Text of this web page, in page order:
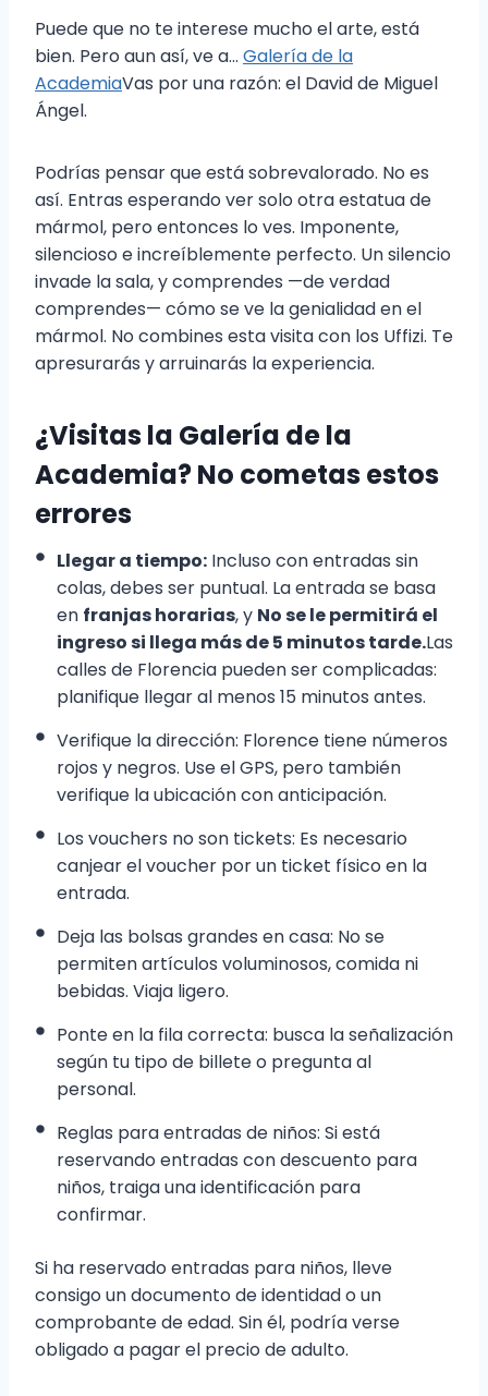
Puede que no te interese mucho el arte, está
bien. Pero aun así, ve a... Galería de la
AcademiaVas por una razón: el David de Miguel
Ángel.
Podrías pensar que está sobrevalorado. No es
así. Entras esperando ver solo otra estatua de
mármol, pero entonces lo ves. Imponente,
silencioso e increíblemente perfecto. Un silencio
invade la sala, y comprendes —de verdad
comprendes— cómo se ve la genialidad en el
mármol. No combines esta visita con los Uffizi. Te
apresurarás y arruinarás la experiencia.
¿Visitas la Galería de la
Academia? No cometas estos
errores
Llegar a tiempo: Incluso con entradas sin
colas, debes ser puntual. La entrada se basa
en franjas horarias, y No se le permitirá el
ingreso si llega más de 5 minutos tarde.Las
calles de Florencia pueden ser complicadas:
planifique llegar al menos 15 minutos antes.
Verifique la dirección: Florence tiene números
rojos y negros. Use el GPS, pero también
verifique la ubicación con anticipación.
Los vouchers no son tickets: Es necesario
canjear el voucher por un ticket físico en la
entrada.
Deja las bolsas grandes en casa: No se
permiten artículos voluminosos, comida ni
bebidas. Viaja ligero.
Ponte en la fila correcta: busca la señalización
según tu tipo de billete o pregunta al
personal.
Reglas para entradas de niños: Si está
reservando entradas con descuento para
niños, traiga una identificación para
confirmar.
Si ha reservado entradas para niños, lleve
consigo un documento de identidad o un
comprobante de edad. Sin él, podría verse
obligado a pagar el precio de adulto.